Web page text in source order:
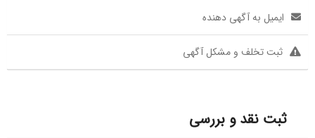
ایمیل به آگهی دهنده
ثبت تخلف و مشکل آگهی
ثبت نقد و بررسی